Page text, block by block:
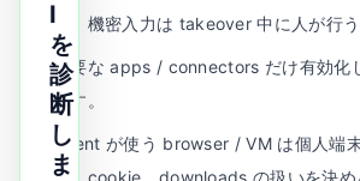
い。機密入力は takeover 中に人が行う
必要な apps / connectors だけ有効化
外す。
agent が使う browser / VM は個人端
歴、cookie、downloads の扱いを決め
I
を
診
断
し
ま